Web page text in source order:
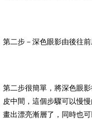
第二步－深色眼影由後往
第二步很簡單，將深色眼
皮中間，這個步驟可以慢
畫出漂亮漸層了，同時也